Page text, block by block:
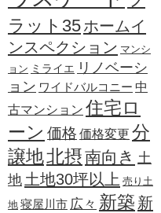
ラット35ホームイ
ンスペクション マンシ
ョン ミライエ リノベーシ
ョン ワイドバルコニー 中
古マンション 住宅ロ
ーン 価格 価格変更 分
譲地北摂南向き 土
地 土地30坪以上 売り土
地 寝屋川市 広々 新築 新